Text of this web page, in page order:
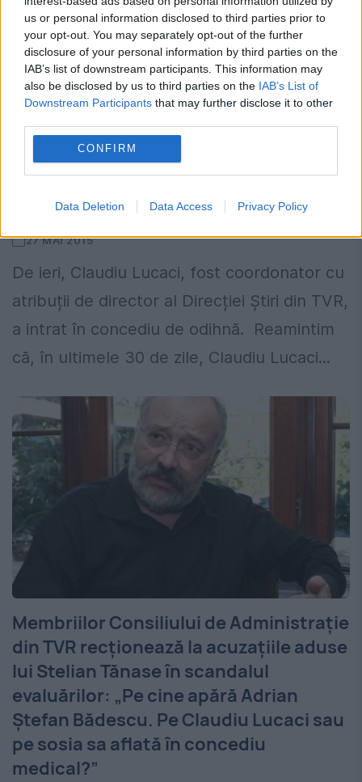
us or personal information disclosed to third parties prior to
your opt-out. You may separately opt-out of the further
disclosure of your personal information by third parties on the
IAB’s list of downstream participants. This information may
also be disclosed by us to third parties on the IAB’s List of
Downstream Participants that may further disclose it to other
CONFIRM
Data Deletion Data Access Privacy Policy
spune Tănase
27 MAI 2015
De ieri, Claudiu Lucaci, fost coordonator cu
atribuții de director al Direcției Știri din TVR,
a intrat în concediu de odihnă. Reamintim
că, în ultimele 30 de zile, Claudiu Lucaci...
Membriilor Consiliului de Administrație
din TVR recționează la acuzațiile aduse
lui Stelian Tănase în scandalul
evaluărilor: „Pe cine apără Adrian
Ștefan Bădescu. Pe Claudiu Lucaci sau
pe sosia sa aflată în concediu
medical?”